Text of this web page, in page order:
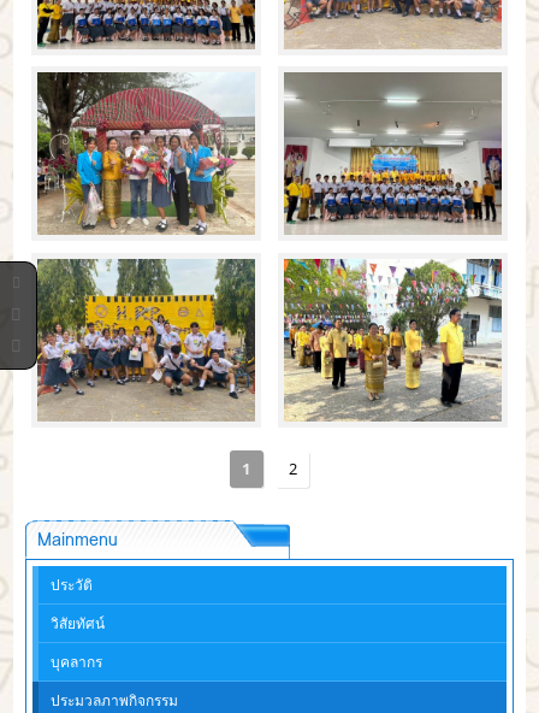
1 2
Mainmenu
ประวัติ
วิสัยทัศน์
บุคลากร
ประมวลภาพกิจกรรม